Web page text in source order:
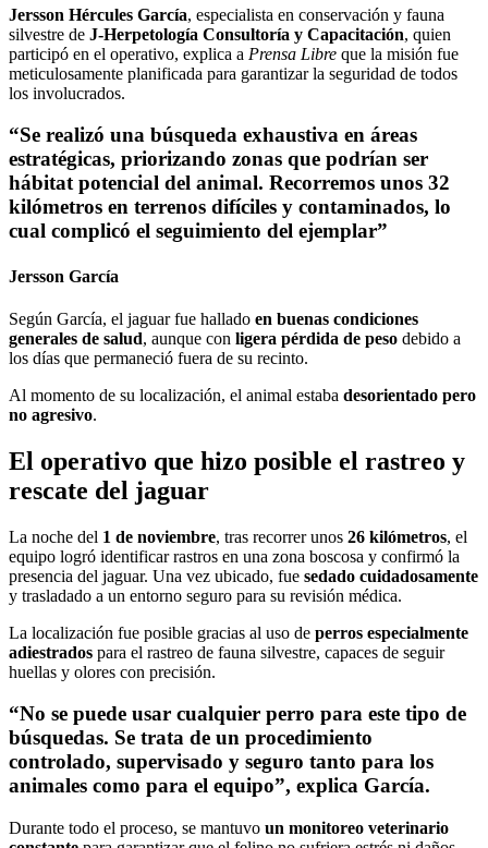
Jersson Hércules García, especialista en conservación y fauna
silvestre de J-Herpetología Consultoría y Capacitación, quien
participó en el operativo, explica a Prensa Libre que la misión fue
meticulosamente planificada para garantizar la seguridad de todos
los involucrados.
“Se realizó una búsqueda exhaustiva en áreas
estratégicas, priorizando zonas que podrían ser
hábitat potencial del animal. Recorremos unos 32
kilómetros en terrenos difíciles y contaminados, lo
cual complicó el seguimiento del ejemplar”
Jersson García
Según García, el jaguar fue hallado en buenas condiciones
generales de salud, aunque con ligera pérdida de peso debido a
los días que permaneció fuera de su recinto.
Al momento de su localización, el animal estaba desorientado pero
no agresivo.
El operativo que hizo posible el rastreo y
rescate del jaguar
La noche del 1 de noviembre, tras recorrer unos 26 kilómetros, el
equipo logró identificar rastros en una zona boscosa y confirmó la
presencia del jaguar. Una vez ubicado, fue sedado cuidadosamente
y trasladado a un entorno seguro para su revisión médica.
La localización fue posible gracias al uso de perros especialmente
adiestrados para el rastreo de fauna silvestre, capaces de seguir
huellas y olores con precisión.
“No se puede usar cualquier perro para este tipo de
búsquedas. Se trata de un procedimiento
controlado, supervisado y seguro tanto para los
animales como para el equipo”, explica García.
Durante todo el proceso, se mantuvo un monitoreo veterinario